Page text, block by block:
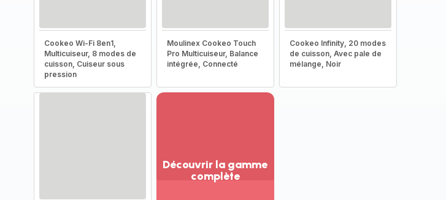
Cookeo Wi-Fi 8en1,
Multicuiseur, 8 modes de
cuisson, Cuiseur sous
pression
Moulinex Cookeo Touch
Pro Multicuiseur, Balance
intégrée, Connecté
Cookeo Infinity, 20 modes
de cuisson, Avec pale de
mélange, Noir
Découvrir la gamme
complète